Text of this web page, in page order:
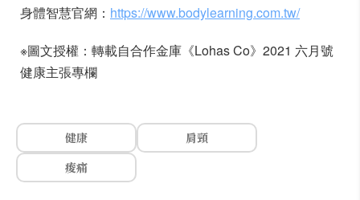
身體智慧官網： https://www.bodylearning.com.tw/
※圖文授權：轉載自合作金庫《Lohas Co》2021 六月號
健康主張專欄
健康
肩頸
痠痛